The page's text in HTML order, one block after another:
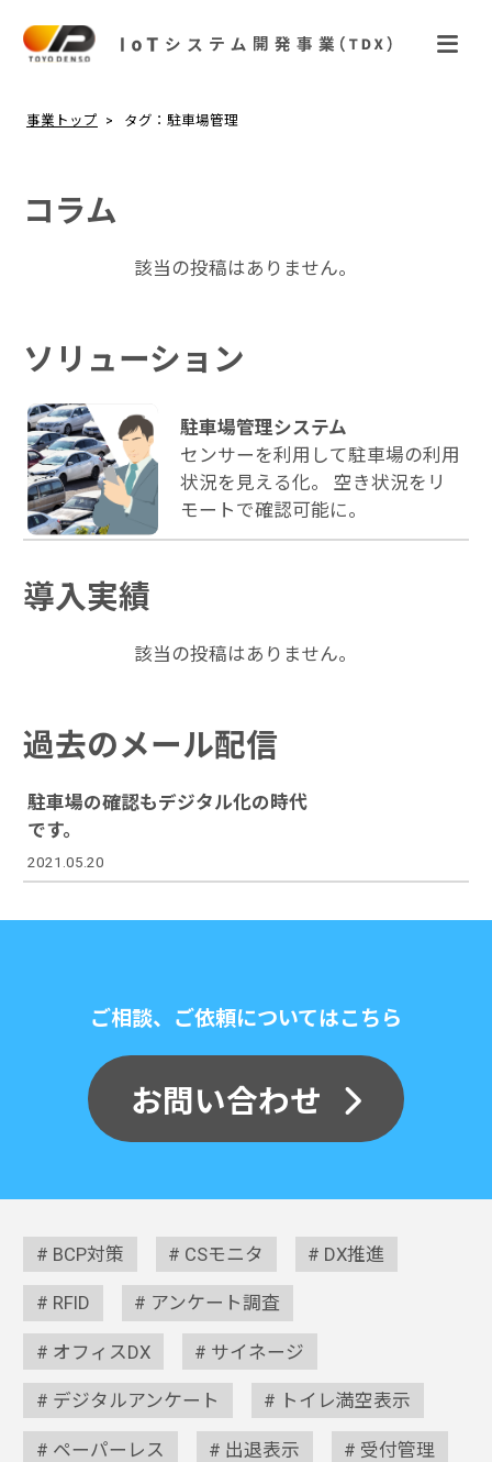
事業トップ タグ：駐車場管理
コラム
該当の投稿はありません。
ソリューション
駐車場管理システム
センサーを利用して駐車場の利用
状況を見える化。 空き状況をリ
モートで確認可能に。
導入実績
該当の投稿はありません。
過去のメール配信
駐車場の確認もデジタル化の時代
です。
2021.05.20
ご相談、ご依頼についてはこちら
お問い合わせ
BCP対策 CSモニタ DX推進
RFID アンケート調査
オフィスDX サイネージ
デジタルアンケート トイレ満空表示
ペーパーレス 出退表示 受付管理